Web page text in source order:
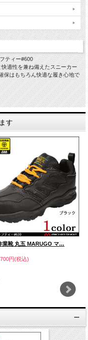
ティー#600
適性を兼ね備えたスニーカー
保はもちろん快適な履き心地で
す
業靴 丸五 MARUGO マ…
円(税込)